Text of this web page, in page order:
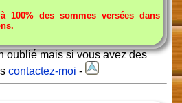
100% des sommes versées dans
oublié mais si vous avez des
contactez-moi -